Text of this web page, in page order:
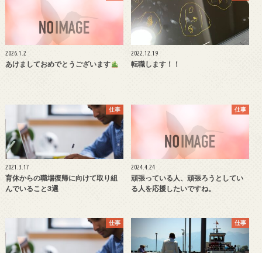
2026.1.2
あけましておめでとうございます
2022.12.19
転職します！！
仕事
2021.3.17
育休からの職場復帰に向けて取り組
んでいること3選
仕事
2024.4.24
頑張っている人、頑張ろうとしてい
る人を応援したいですね。
仕事 仕事